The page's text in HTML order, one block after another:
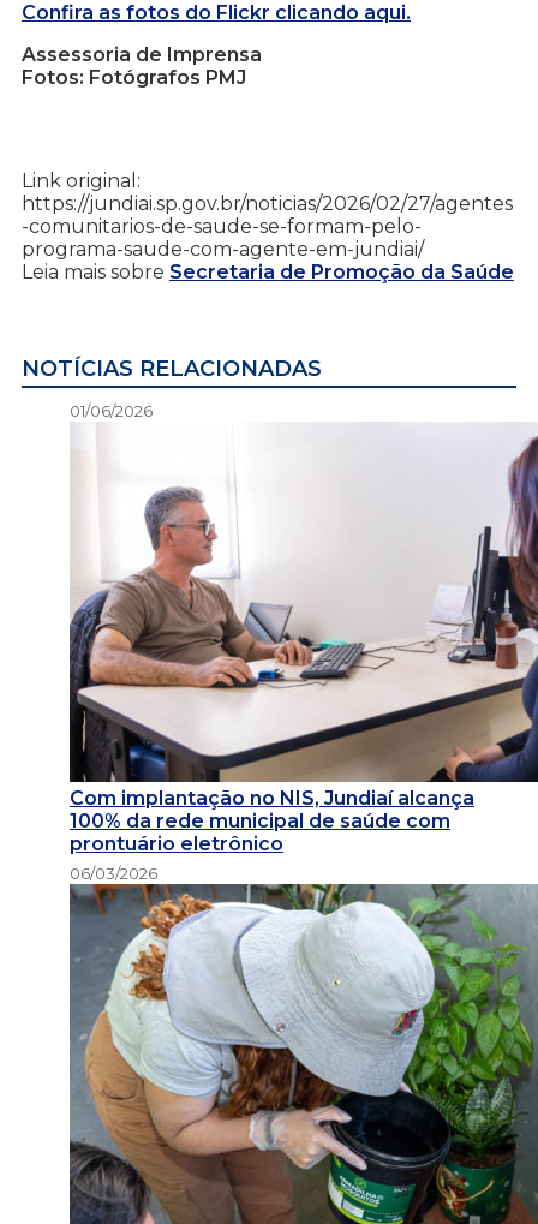
Confira as fotos do Flickr clicando aqui.
Assessoria de Imprensa
Fotos: Fotógrafos PMJ
Link original:
https://jundiai.sp.gov.br/noticias/2026/02/27/agentes
-comunitarios-de-saude-se-formam-pelo-
programa-saude-com-agente-em-jundiai/
Leia mais sobre Secretaria de Promoção da Saúde
NOTÍCIAS RELACIONADAS
01/06/2026
Com implantação no NIS, Jundiaí alcança
100% da rede municipal de saúde com
prontuário eletrônico
06/03/2026